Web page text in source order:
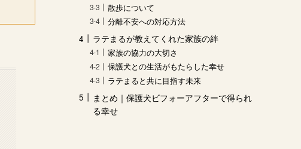
散歩について
分離不安への対応方法
ラテまるが教えてくれた家族の絆
家族の協力の大切さ
保護犬との生活がもたらした幸せ
ラテまると共に目指す未来
まとめ｜保護犬ビフォーアフターで得られ
る幸せ